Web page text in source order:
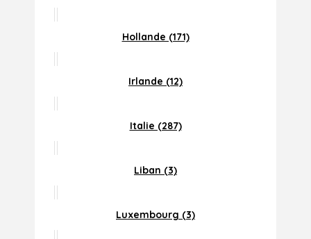
Hollande (171)
Irlande (12)
Italie (287)
Liban (3)
Luxembourg (3)